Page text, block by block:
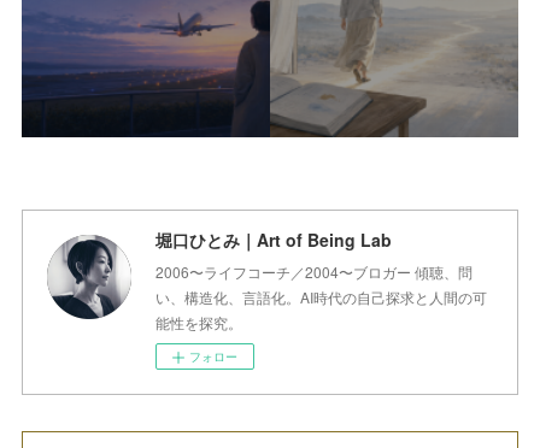
堀口ひとみ｜Art of Being Lab
2006〜ライフコーチ／2004〜ブロガー 傾聴、問
い、構造化、言語化。AI時代の自己探求と人間の可
能性を探究。
フォロー